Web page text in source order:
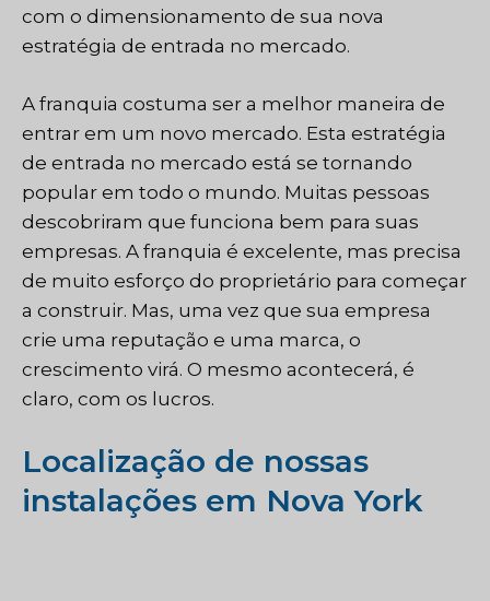
com o dimensionamento de sua nova
estratégia de entrada no mercado.
A franquia costuma ser a melhor maneira de
entrar em um novo mercado. Esta estratégia
de entrada no mercado está se tornando
popular em todo o mundo. Muitas pessoas
descobriram que funciona bem para suas
empresas. A franquia é excelente, mas precisa
de muito esforço do proprietário para começar
a construir. Mas, uma vez que sua empresa
crie uma reputação e uma marca, o
crescimento virá. O mesmo acontecerá, é
claro, com os lucros.
Localização de nossas
instalações em Nova York